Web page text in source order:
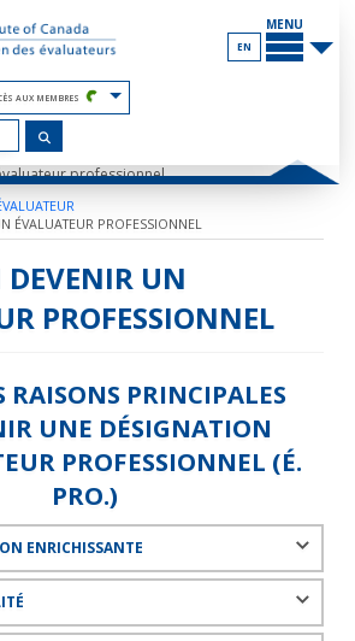
AUX MEMBRES
MENU
EN
ÉVALUATEUR PROFESSIONNEL
UN
PROFESSIONNEL
RAISONS PRINCIPALES
UNE DÉSIGNATION
PROFESSIONNEL (É.
PRO.)
ENRICHISSANTE